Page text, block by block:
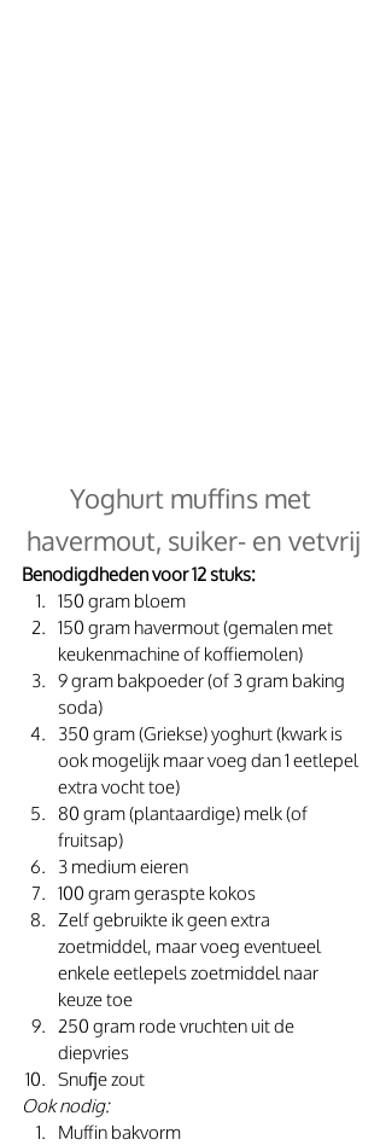
Yoghurt muffins met
havermout, suiker- en vetvrij
Benodigdheden voor 12 stuks:
150 gram bloem
150 gram havermout (gemalen met
keukenmachine of koffiemolen)
9 gram bakpoeder (of 3 gram baking
soda)
350 gram (Griekse) yoghurt (kwark is
ook mogelijk maar voeg dan 1 eetlepel
extra vocht toe)
80 gram (plantaardige) melk (of
fruitsap)
3 medium eieren
100 gram geraspte kokos
Zelf gebruikte ik geen extra
zoetmiddel, maar voeg eventueel
enkele eetlepels zoetmiddel naar
keuze toe
250 gram rode vruchten uit de
diepvries
Snufje zout
Ook nodig:
Muffin bakvorm